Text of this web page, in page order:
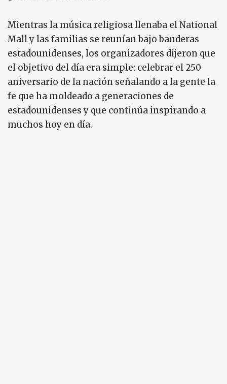
Mientras la música religiosa llenaba el National
Mall y las familias se reunían bajo banderas
estadounidenses, los organizadores dijeron que
el objetivo del día era simple: celebrar el 250
aniversario de la nación señalando a la gente la
fe que ha moldeado a generaciones de
estadounidenses y que continúa inspirando a
muchos hoy en día.